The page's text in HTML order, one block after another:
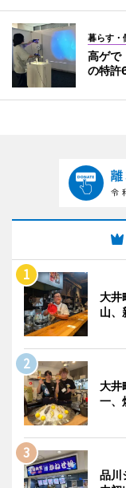
暮らす・
高ゲで
の特許
大井
山、
大井
一、
品川